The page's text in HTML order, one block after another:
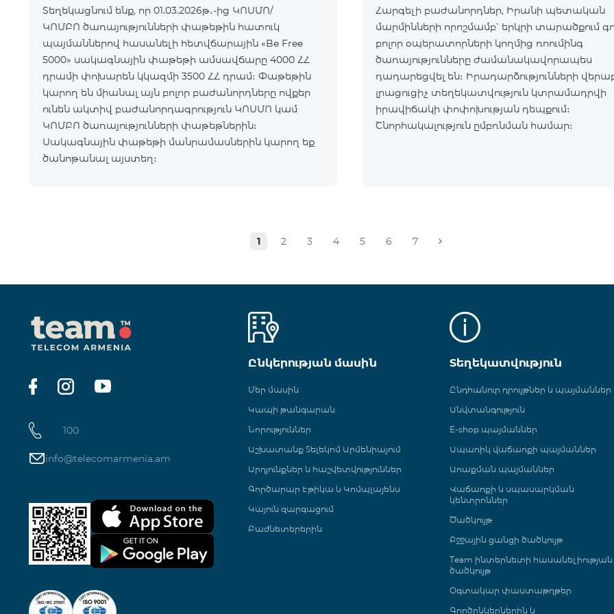
Տեղեկացնում ենք, որ 01.03.2026թ․-ից ԿՈՍՄՈ/
ԿՈՄԲՈ ծառայությունների փաթեթին հատուկ
պայմաններով հասանելի հետվճարային «Be Free
5000» սակագնային փաթեթի ամսավճարը 4000 ՀՀ
դրամի փոխարեն կկազմի 3500 ՀՀ դրամ։ Փաթեթին
կարող են միանալ այն բոլոր բաժանորդները ովքեր
ունեն ակտիվ բաժանորդագրություն ԿՈՍՄՈ կամ
ԿՈՄԲՈ ծառայությունների փաթեթներին։
Սակագնային փաթեթի մանրամասներին կարող եք
ծանոթանալ այստեղ։
Հարգելի բաժանորդներ, Իրանի պետական
մարմինների որոշմամբ՝ երկրի տարածքում
բոլոր օպերատորների կողմից ռոումինգ
ծառայությունները ժամանակավորապես
դադարեցվել են։ Իրադարձությունների
լրացուցիչ տեղեկատվություն կտրամադրվի
իրավիճակի փոփոխության դեպքում։
Շնորհակալություն ըմբռնման համար։
1 2 3 4 5 6 7
100
info@telecomarmenia.am
Ընկերության մասին
Մեր մասին
Կապի թանգարան
Նորություններ
Աշխատանք Տելեկոմ Արմենիայում
Արդյունքներ և հաշվետվություններ
Գործարար Էթիկա և Կոմպլայենս
Կայուն զարգացում
Բաժնետերերին
Տեղեկատվություն
Ընդհանուր դրույթներ և պայմաններ
Անվտանգություն
E-shop պայմաններ
Ապառիկ վաճառքի պայմաններ
Առաքման պայմաններ
Վաճառքի և սպասարկման
կենտրոններ
Ծածկույթ
Բջջային ցանցի ծածկույթ
Team ինտերնետի հասանելիության
ծածկույթ
Օգտակար փաստաթղթեր
Գործընկերներին և